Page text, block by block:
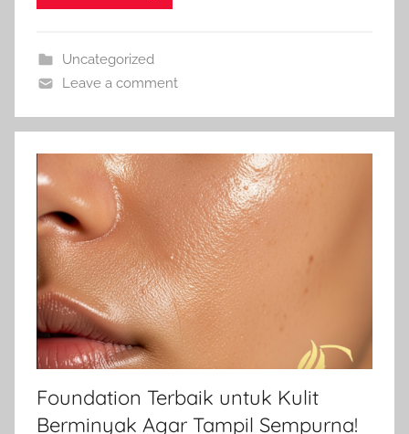
Uncategorized
Leave a comment
Foundation Terbaik untuk Kulit
Berminyak Agar Tampil Sempurna!